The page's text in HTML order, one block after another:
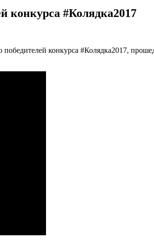
конкурса #Колядка2017
конкурса #Колядка2017,